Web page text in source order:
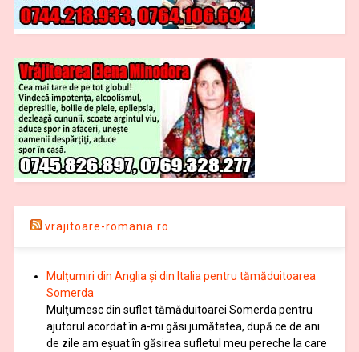
vrajitoare-romania.ro
Mulțumiri din Anglia și din Italia pentru tămăduitoarea
Somerda
Mulţumesc din suflet tămăduitoarei Somerda pentru
ajutorul acordat în a-mi găsi jumătatea, după ce de ani
de zile am eşuat în găsirea sufletul meu pereche la care